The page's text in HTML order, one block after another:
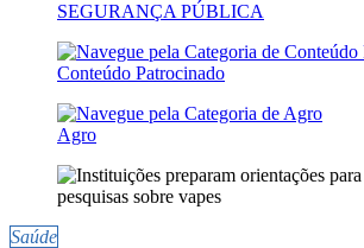
SEGURANÇA PÚBLICA
Conteúdo Patrocinado
Agro
Saúde